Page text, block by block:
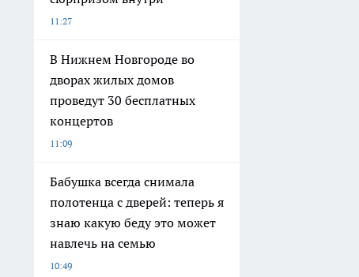
11:27
В Нижнем Новгороде во
дворах жилых домов
проведут 30 бесплатных
концертов
11:09
Бабушка всегда снимала
полотенца с дверей: теперь я
знаю какую беду это может
навлечь на семью
10:49